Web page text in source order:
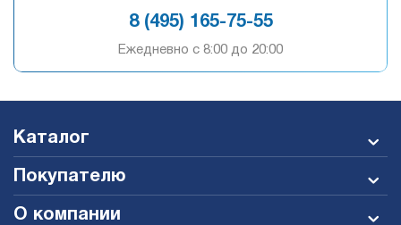
8 (495) 165-75-55
Ежедневно c 8:00 до 20:00
Каталог
Покупателю
О компании